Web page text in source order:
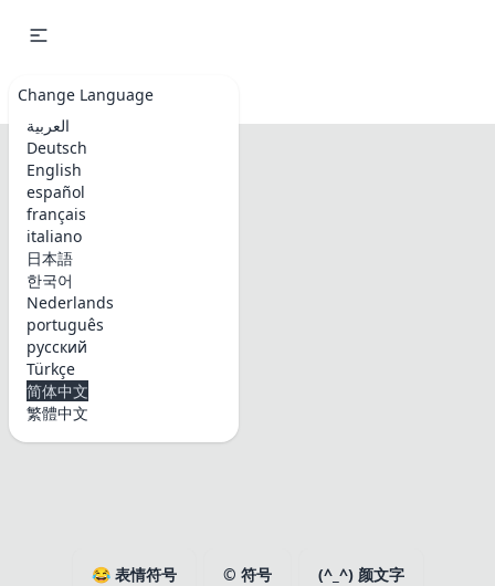
Change Language
العربية
Deutsch
English
español
français
italiano
日本語
한국어
Nederlands
português
русский
Türkçe
简体中文
繁體中文
Emoji & Symbols
😂 表情符号 © 符号 (^_^) 颜文字